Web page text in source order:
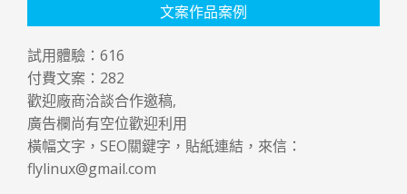
文案作品案例
試用體驗： 616
付費文案： 282
歡迎廠商洽談合作邀稿,
廣告欄尚有空位歡迎利用
橫幅文字，SEO關鍵字，貼紙連結，來信：
flylinux@gmail.com